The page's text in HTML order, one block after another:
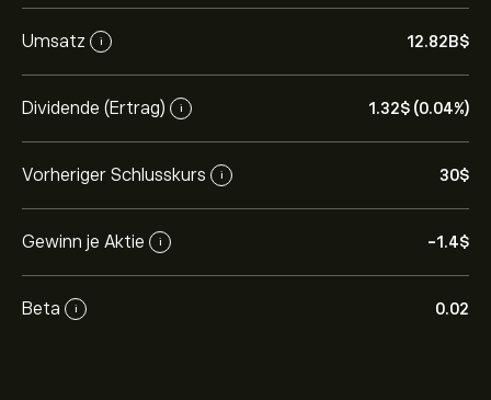
Umsatz i 12.82B‎$‎
Dividende (Ertrag) i 1.32‎$‎ (0.04%)
Vorheriger Schlusskurs i 30‎$‎
Gewinn je Aktie i -1.4‎$‎
Beta i 0.02